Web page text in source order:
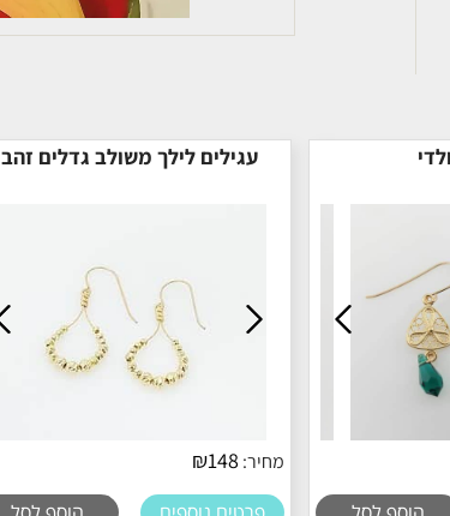
עגילים לילך משולב גדלים זהב
מחיר: ₪148